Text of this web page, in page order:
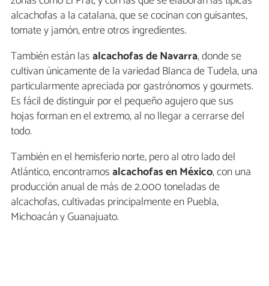
alcachofas a la catalana, que se cocinan con guisantes,
tomate y jamón, entre otros ingredientes.
También están lasalcachofas de Navarra, donde se
cultivan únicamente de la variedad Blanca de Tudela, una
particularmente apreciada por gastrónomos y gourmets.
Es fácil de distinguir por el pequeño agujero que sus
hojas forman en el extremo, al no llegar a cerrarse del
todo.
También en el hemisferio norte, pero al otro lado del
Atlántico, encontramosalcachofas en México, con una
producción anual de más de 2.000 toneladas de
alcachofas, cultivadas principalmente en Puebla,
Michoacán y Guanajuato.